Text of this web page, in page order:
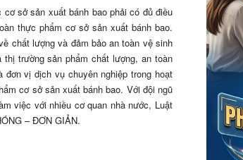
sở sản xuất bánh bao phải có đủ điều
thực phẩm cơ sở sản xuất bánh bao.
chất lượng và đảm bảo an toàn vệ sinh
trường sản phẩm chất lượng, an toàn
vị dịch vụ chuyên nghiệp trong hoạt
cơ sở sản xuất bánh bao. Với đội ngũ
việc với nhiều cơ quan nhà nước, Luật
– ĐƠN GIẢN.